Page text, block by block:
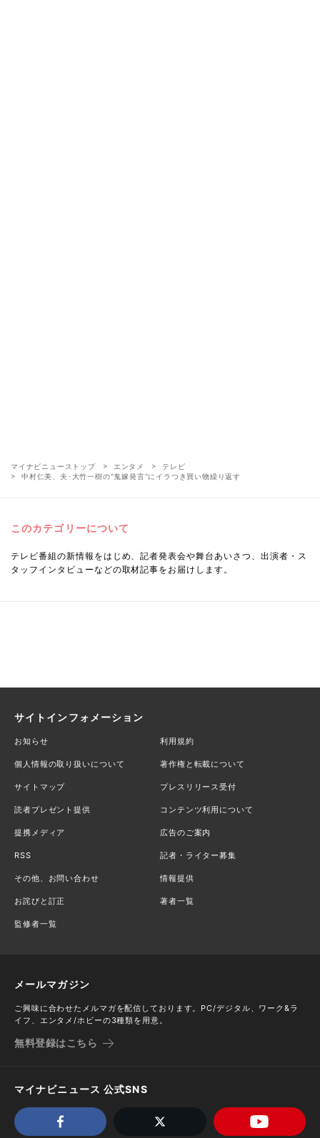
マイナビニューストップ エンタメ
テレビ
中村仁美、夫･大竹一樹の"鬼嫁発言"にイラつき買い物繰り返す
このカテゴリーについて
テレビ番組の新情報をはじめ、記者発表会や舞台あいさつ、出演者・ス
タッフインタビューなどの取材記事をお届けします。
サイトインフォメーション
お知らせ 利用規約
個人情報の取り扱いについて 著作権と転載について
サイトマップ プレスリリース受付
読者プレゼント提供 コンテンツ利用について
提携メディア 広告のご案内
RSS 記者・ライター募集
その他、お問い合わせ 情報提供
お詫びと訂正 著者一覧
監修者一覧
メールマガジン
ご興味に合わせたメルマガを配信しております。PC/デジタル、ワーク&ラ
イフ、エンタメ/ホビーの3種類を用意。
無料登録はこちら
マイナビニュース 公式SNS